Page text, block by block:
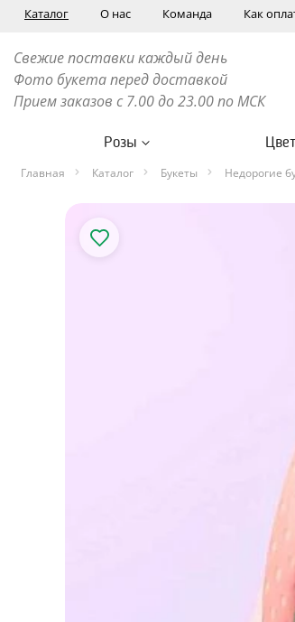
Каталог О нас Команда Как
Свежие поставки каждый день
Фото букета перед доставкой
Прием заказов с 7.00 до 23.00 по МСК
Розы
Главная Каталог Букеты Недорогие